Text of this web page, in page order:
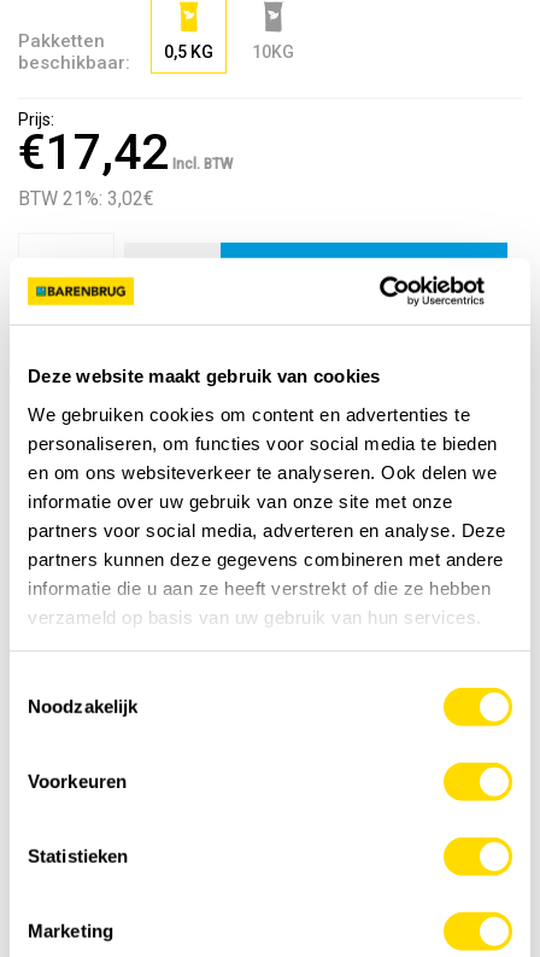
Deze website maakt gebruik van cookies
We gebruiken cookies om content en advertenties te
personaliseren, om functies voor social media te bieden
en om ons websiteverkeer te analyseren. Ook delen we
informatie over uw gebruik van onze site met onze
partners voor social media, adverteren en analyse. Deze
partners kunnen deze gegevens combineren met andere
informatie die u aan ze heeft verstrekt of die ze hebben
verzameld op basis van uw gebruik van hun services.
Noodzakelijk
Voorkeuren
Statistieken
Marketing
Pakketten
beschikbaar:
0,5 KG 10KG
Prijs:
€17,42Incl. BTW
BTW 21%: 3,02€
Voeg toe aan kruiwagen
Kijk hoeveel graszaad je nodig hebt
Je hebt nodig 0kg
Specificatie